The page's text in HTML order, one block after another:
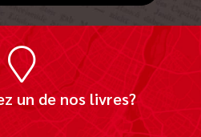
un de nos livres?